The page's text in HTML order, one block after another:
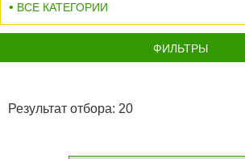
ВСЕ КАТЕГОРИИ
ФИЛЬТРЫ
Результат отбора: 20